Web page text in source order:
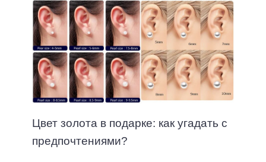
Цвет золота в подарке: как угадать с
предпочтениями?